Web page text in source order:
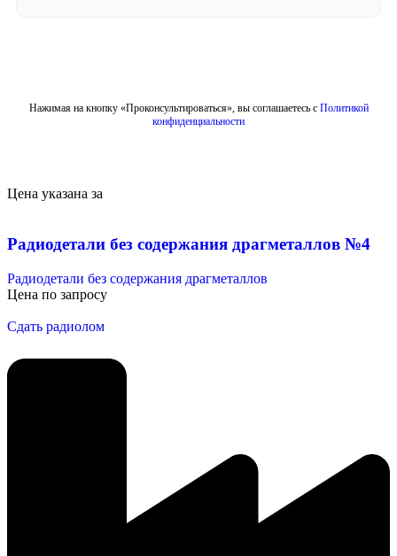
Нажимая на кнопку «Проконсультироваться», вы соглашаетесь с Политикой
конфиденциальности
Цена указана за
Радиодетали без содержания драгметаллов №4
Радиодетали без содержания драгметаллов
Цена по запросу
Сдать радиолом